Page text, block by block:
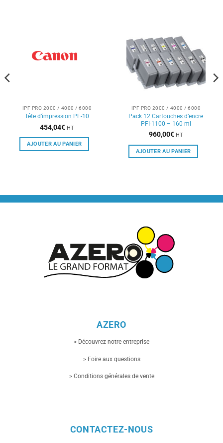
IPF PRO 2000 / 4000 / 6000
Tête d’impression PF-10
454,04€ HT
AJOUTER AU PANIER
IPF PRO 2000 / 4000 / 6000
Pack 12 Cartouches d’encre
PFI-1100 – 160 ml
960,00€ HT
AJOUTER AU PANIER
AZERO
> Découvrez notre entreprise
> Foire aux questions
> Conditions générales de vente
CONTACTEZ-NOUS